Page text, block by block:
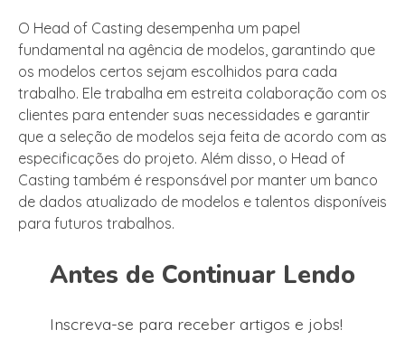
O Head of Casting desempenha um papel
fundamental na agência de modelos, garantindo que
os modelos certos sejam escolhidos para cada
trabalho. Ele trabalha em estreita colaboração com os
clientes para entender suas necessidades e garantir
que a seleção de modelos seja feita de acordo com as
especificações do projeto. Além disso, o Head of
Casting também é responsável por manter um banco
de dados atualizado de modelos e talentos disponíveis
para futuros trabalhos.
Antes de Continuar Lendo
Inscreva-se para receber artigos e jobs!